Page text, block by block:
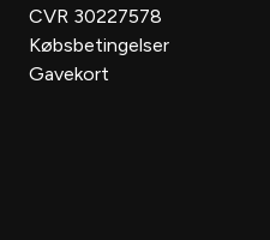
CVR 30227578
Købsbetingelser
Gavekort